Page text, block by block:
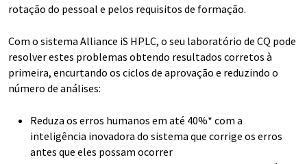
rotação do pessoal e pelos requisitos de formação.
Com o sistema Alliance iS HPLC, o seu laboratório de CQ pode
resolver estes problemas obtendo resultados corretos à
primeira, encurtando os ciclos de aprovação e reduzindo o
número de análises:
Reduza os erros humanos em até 40%* com a
inteligência inovadora do sistema que corrige os erros
antes que eles possam ocorrer